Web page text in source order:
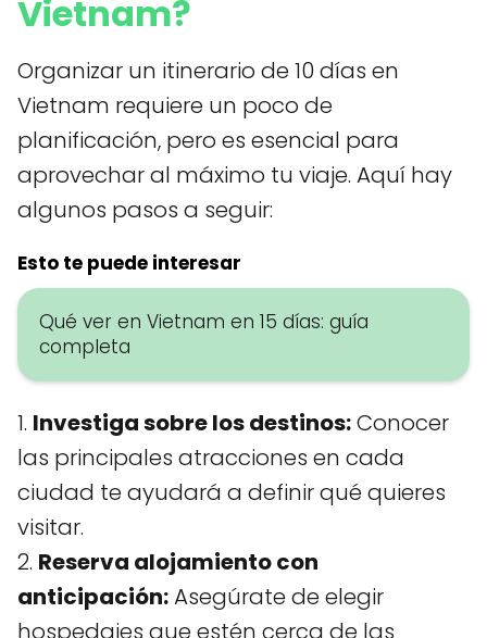
Vietnam?
Organizar un itinerario de 10 días en
Vietnam requiere un poco de
planificación, pero es esencial para
aprovechar al máximo tu viaje. Aquí hay
algunos pasos a seguir:
Esto te puede interesar
Qué ver en Vietnam en 15 días: guía
completa
1. Investiga sobre los destinos:Conocer
las principales atracciones en cada
ciudad te ayudará a definir qué quieres
visitar.
2. Reserva alojamiento con
anticipación:Asegúrate de elegir
hospedajes que estén cerca de las